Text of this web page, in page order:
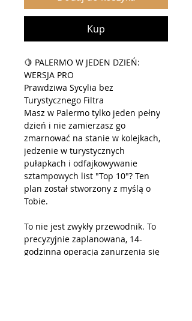
Kup
🍋 PALERMO W JEDEN DZIEŃ:
WERSJA PRO
Prawdziwa Sycylia bez
Turystycznego Filtra
Masz w Palermo tylko jeden pełny
dzień i nie zamierzasz go
zmarnować na stanie w kolejkach,
jedzenie w turystycznych
pułapkach i odfajkowywanie
sztampowych list "Top 10"? Ten
plan został stworzony z myślą o
Tobie.
To nie jest zwykły przewodnik. To
precyzyjnie zaplanowana, 14-
godzinna operacja zanurzenia się